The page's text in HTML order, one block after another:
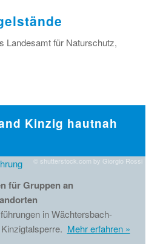
Landesamt für Naturschutz,
Kinzig hautnah
© shutterstock.com by Giorgio Rossi
für Gruppen an
in Wächtersbach-
Mehr erfahren »